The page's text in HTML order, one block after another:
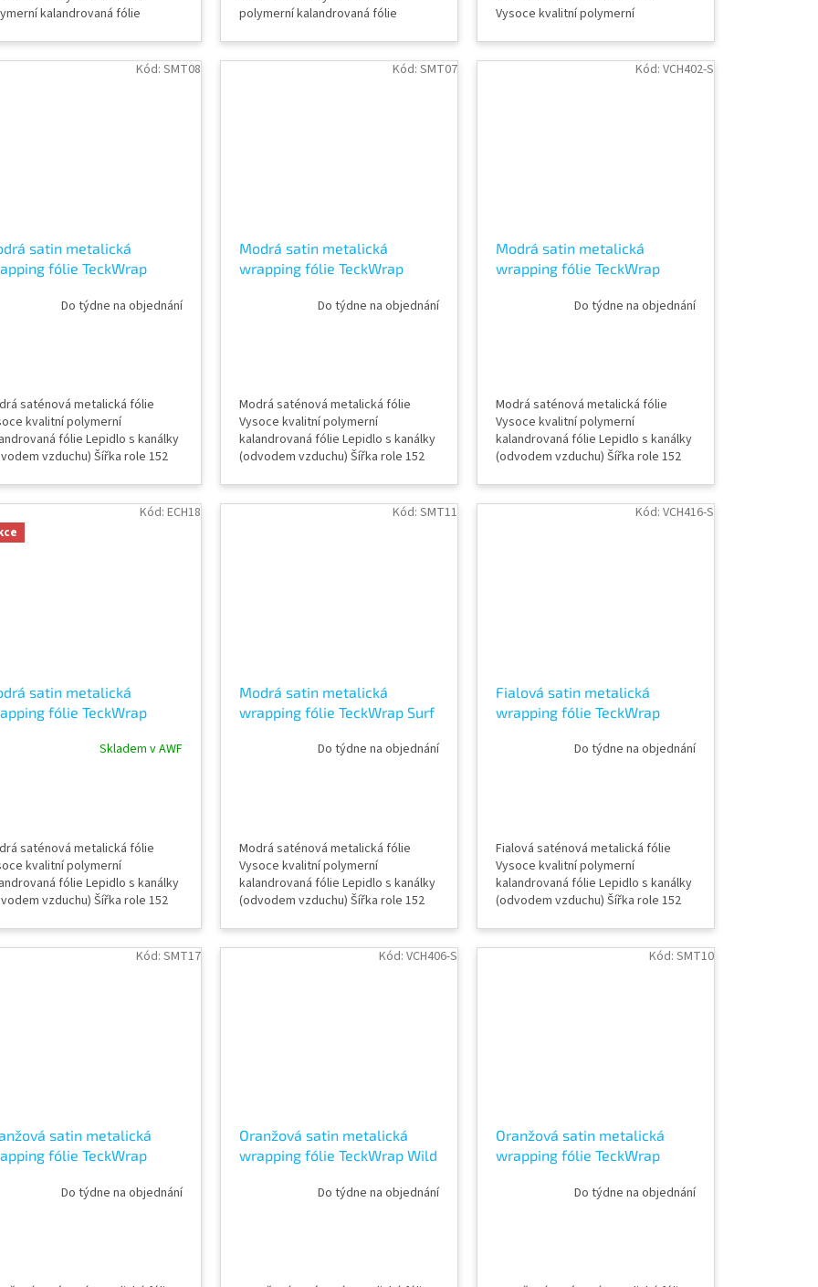
kalandrovaná fólie
Šířka role 152 cm Délka
role 18 m Vzorky fólií k vidění
polymerní kalandrovaná fólie
vzduchu) Šířka role 152 cm Délka
návinu role 18 m Vzorky fólií k vidění
Vysoce kvalitní polymerní
(odvodem vzduchu) Šířka role 152
cm Délka návinu role 18 m Vzorky
satin metalická
fólie TeckWrap
Do týdne na objednání
saténová metalická fólie
kvalitní polymerní
fólie Lepidlo s kanálky
vzduchu) Šířka role 152
k vidění v AWF STORE Praha 8,
objednat vzorkovník
Kód: SMT08
Modrá satin metalická
wrapping fólie TeckWrap
Do týdne na objednání
Modrá saténová metalická fólie
Vysoce kvalitní polymerní
kalandrovaná fólie Lepidlo s kanálky
(odvodem vzduchu) Šířka role 152
fólií k vidění v AWF STORE Praha 8,
případně objednat vzorkovník
Kód: SMT07
Modrá satin metalická
wrapping fólie TeckWrap
Do týdne na objednání
Modrá saténová metalická fólie
Vysoce kvalitní polymerní
kalandrovaná fólie Lepidlo s kanálky
(odvodem vzduchu) Šířka role 152
fólií k vidění v AWF STORE Praha 8,
případně objednat vzorkovník
Kód: VCH402-S
satin metalická
fólie TeckWrap
Skladem v AWF
saténová metalická fólie
kvalitní polymerní
fólie Lepidlo s kanálky
vzduchu) Šířka role 152
k vidění v AWF STORE Praha 8,
objednat vzorkovník
Kód: ECH18
Modrá satin metalická
wrapping fólie TeckWrap Surf
Do týdne na objednání
Modrá saténová metalická fólie
Vysoce kvalitní polymerní
kalandrovaná fólie Lepidlo s kanálky
(odvodem vzduchu) Šířka role 152
fólií k vidění v AWF STORE Praha 8,
případně objednat vzorkovník
Kód: SMT11
Fialová satin metalická
wrapping fólie TeckWrap
Do týdne na objednání
Fialová saténová metalická fólie
Vysoce kvalitní polymerní
kalandrovaná fólie Lepidlo s kanálky
(odvodem vzduchu) Šířka role 152
fólií k vidění v AWF STORE Praha 8,
případně objednat vzorkovník
Kód: VCH416-S
satin metalická
fólie TeckWrap
Do týdne na objednání
Kód: SMT17
Oranžová satin metalická
wrapping fólie TeckWrap Wild
Do týdne na objednání
Kód: VCH406-S
Oranžová satin metalická
wrapping fólie TeckWrap
Do týdne na objednání
Kód: SMT10